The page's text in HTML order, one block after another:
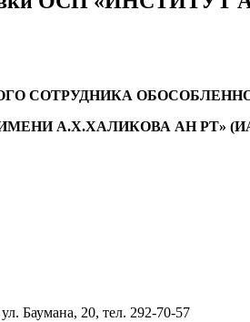
СОТРУДНИКА
А.Х.ХАЛИКОВА АН РТ»
Баумана, 20, тел. 292-70-57